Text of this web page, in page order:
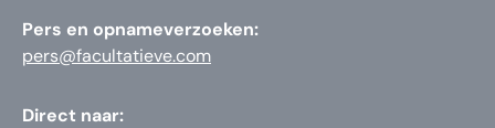
Pers en opnameverzoeken:
pers@facultatieve.com
Direct naar: